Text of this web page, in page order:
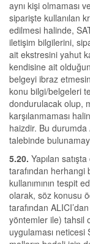
aynı kişi olmaması
siparişte kullanılan
edilmesi halinde,
iletişim bilgilerini,
ait ekstresini yahut
kendisine ait
belgeyi ibraz
konu bilgi/belgeleri
dondurulacak olup,
karşılanmaması
haizdir. Bu
talebinde
5.20. Yapılan
tarafından herhangi
kullanımının tespit
olarak, söz konusu
tarafından
yöntemler ile) tahsil
uygulaması neticesi